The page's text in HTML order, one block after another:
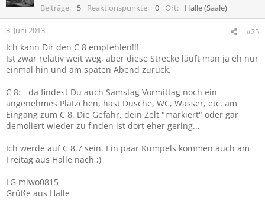
Beiträge
5 Reaktionspunkte 0 Ort Halle (Saale)
3. Juni 2013 #25
Ich kann Dir den C 8 empfehlen!!!
Ist zwar relativ weit weg, aber diese Strecke läuft man ja eh nur
einmal hin und am späten Abend zurück.
C 8: - da findest Du auch Samstag Vormittag noch ein
angenehmes Plätzchen, hast Dusche, WC, Wasser, etc. am
Eingang zum C 8. Die Gefahr, dein Zelt "markiert" oder gar
demoliert wieder zu finden ist dort eher gering...
Ich werde auf C 8.7 sein. Ein paar Kumpels kommen auch am
Freitag aus Halle nach ;)
LG miwo0815
Grüße aus Halle